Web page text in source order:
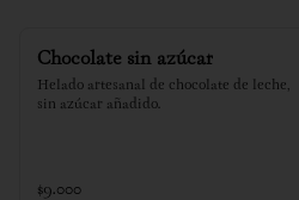
Chocolate sin azúcar
Helado artesanal de chocolate de leche,
sin azúcar añadido.
$9.000